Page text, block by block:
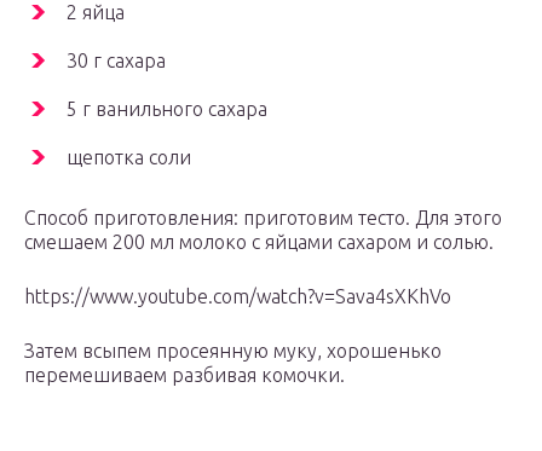
2 яйца
30 г сахара
5 г ванильного сахара
щепотка соли
Способ приготовления: приготовим тесто. Для этого
смешаем 200 мл молоко с яйцами сахаром и солью.
https://www.youtube.com/watch?v=Sava4sXKhVo
Затем всыпем просеянную муку, хорошенько
перемешиваем разбивая комочки.